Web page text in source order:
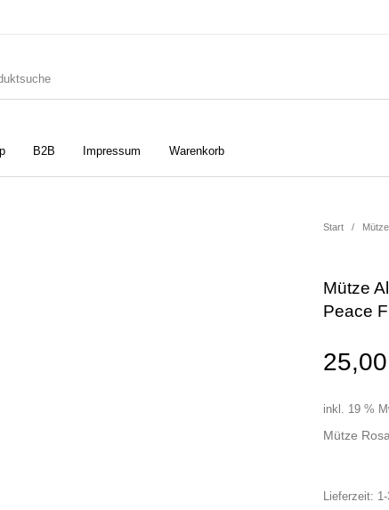
B2B Impressum Warenkorb
Taschen/Turnbeutel
Start /
Mütze
Peace
25,00
inkl. 19 %
Mütze
Lieferzeit: